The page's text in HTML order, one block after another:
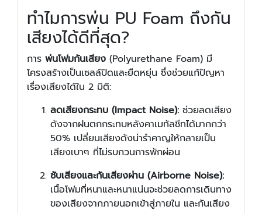
ทำไมการพ่น PU Foam ถึงกัน
เสียงได้ดีที่สุด?
การ พ่นโฟมกันเสียง (Polyurethane Foam) มี
โครงสร้างเป็นเซลล์ปิดและยืดหยุ่น ซึ่งช่วยแก้ปัญหา
เรื่องเสียงได้ใน 2 มิติ:
ลดเสียงกระทบ (Impact Noise): ช่วยลดเสียง
ดังจากฝนตกกระทบหลังคาเมทัลชีทได้มากกว่า
50% เปลี่ยนเสียงดังน่ารำคาญให้กลายเป็น
เสียงเบาๆ ที่ไม่รบกวนการพักผ่อน
ซับเสียงและกันเสียงผ่าน (Airborne Noise):
เนื้อโฟมที่หนาและหนาแน่นจะช่วยลดการเดินทาง
ของเสียงจากภายนอกเข้าสู่ภายใน และกันเสียง